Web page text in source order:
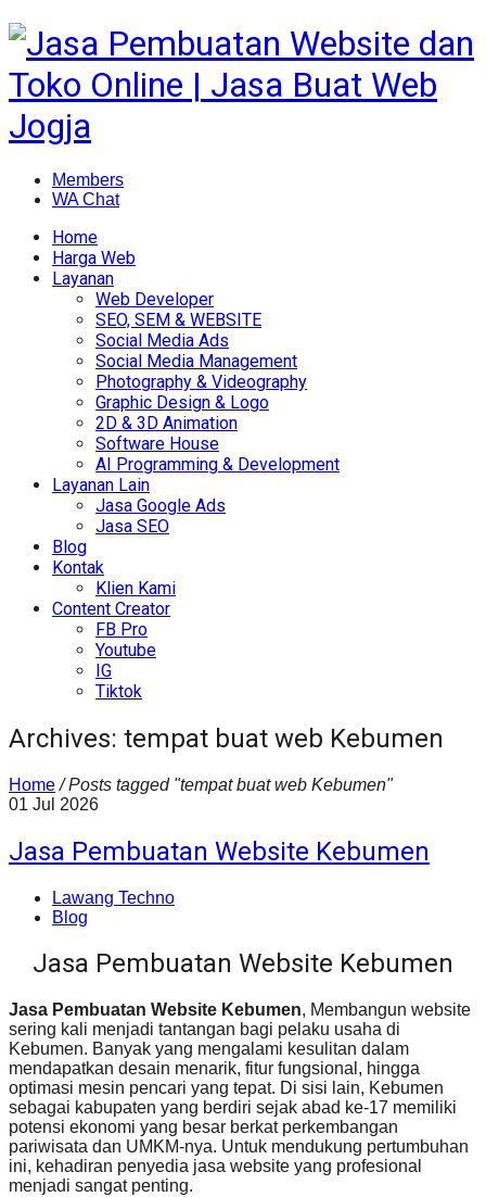
Members
WA Chat
Home
Harga Web
Layanan
Web Developer
SEO, SEM & WEBSITE
Social Media Ads
Social Media Management
Photography & Videography
Graphic Design & Logo
2D & 3D Animation
Software House
AI Programming & Development
Layanan Lain
Jasa Google Ads
Jasa SEO
Blog
Kontak
Klien Kami
Content Creator
FB Pro
Youtube
IG
Tiktok
Archives: tempat buat web Kebumen
Home / Posts tagged "tempat buat web Kebumen"
01 Jul 2026
Jasa Pembuatan Website Kebumen
Lawang Techno
Blog
Jasa Pembuatan Website Kebumen
Jasa Pembuatan Website Kebumen, Membangun website
sering kali menjadi tantangan bagi pelaku usaha di
Kebumen. Banyak yang mengalami kesulitan dalam
mendapatkan desain menarik, fitur fungsional, hingga
optimasi mesin pencari yang tepat. Di sisi lain, Kebumen
sebagai kabupaten yang berdiri sejak abad ke-17 memiliki
potensi ekonomi yang besar berkat perkembangan
pariwisata dan UMKM-nya. Untuk mendukung pertumbuhan
ini, kehadiran penyedia jasa website yang profesional
menjadi sangat penting.